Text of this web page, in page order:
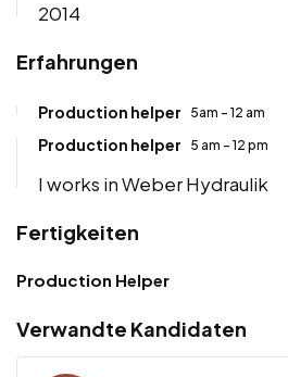
2014
Erfahrungen
Production helper 5am - 12 am
Production helper 5 am - 12 pm
I works in Weber Hydraulik
Fertigkeiten
Production Helper
Verwandte Kandidaten